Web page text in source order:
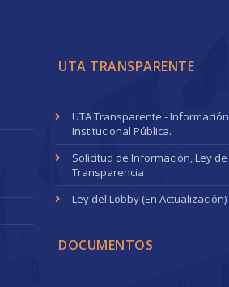
UTA TRANSPARENTE
UTA Transparente - Información
Institucional Pública.
Solicitud de Información, Ley de
Transparencia
Ley del Lobby (En Actualización)
DOCUMENTOS